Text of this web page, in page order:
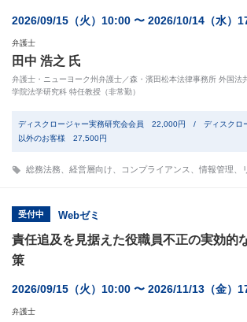
2026/09/15（火）10:00 〜 2026/10/14（水）
弁護士
田中 浩之 氏
弁護士・ニューヨーク州弁護士／森・濱田松本法律事務所 外国法
学院法学研究科 特任教授（非常勤）
ディスクロージャー実務研究会会員 22,000円 / ディスクロ
以外のお客様 27,500円
総務法務 経営層向け コンプライアンス 情報管理
受付中 Webゼミ
責任追及を見据えた役職員不正の実効的
策
2026/09/15（火）10:00 〜 2026/11/13（金）
弁護士